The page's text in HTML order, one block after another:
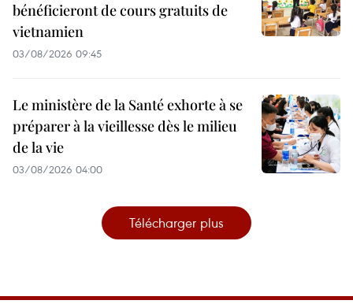
bénéficieront de cours gratuits de
vietnamien
03/08/2026 09:45
Le ministère de la Santé exhorte à se
préparer à la vieillesse dès le milieu
de la vie
03/08/2026 04:00
Télécharger plus